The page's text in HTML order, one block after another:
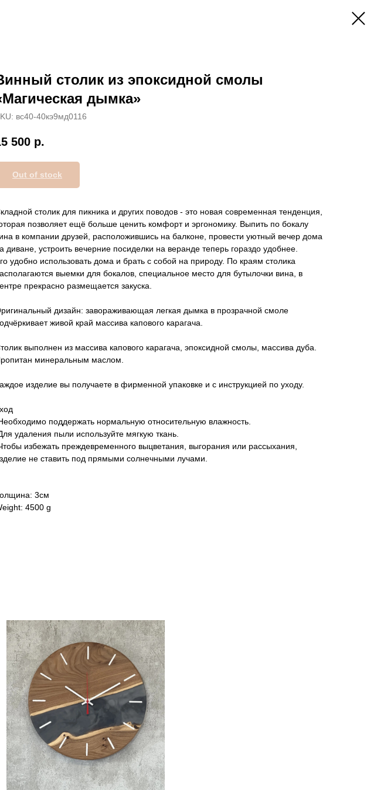
столик из эпоксидной смолы
дымка»
вс40-40кэ9мд0116
500 р.
Out of stock
столик для пикника и других поводов - это новая современная тенденция,
позволяет ещё больше ценить комфорт и эргономику. Выпить по бокалу
в компании друзей, расположившись на балконе, провести уютный вечер дома
диване, устроить вечерние посиделки на веранде теперь гораздо удобнее.
удобно использовать дома и брать с собой на природу. По краям столика
выемки для бокалов, специальное место для бутылочки вина, в
прекрасно размещается закуска.
дизайн: завораживающая легкая дымка в прозрачной смоле
живой край массива капового карагача.
выполнен из массива капового карагача, эпоксидной смолы, массива дуба.
минеральным маслом.
изделие вы получаете в фирменной упаковке и с инструкцией по уходу.
поддержать нормальную относительную влажность.
удаления пыли используйте мягкую ткань.
избежать преждевременного выцветания, выгорания или рассыхания,
не ставить под прямыми солнечными лучами.
3см
4500 g